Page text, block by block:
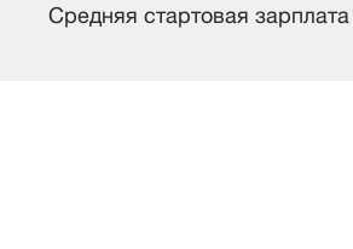
Средняя стартовая